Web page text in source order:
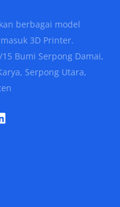
berbagai model
3D Printer.
Bumi Serpong Damai,
Serpong Utara,